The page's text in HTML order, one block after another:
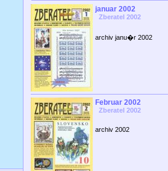
januar 2002
Zberatel 2002
archiv janu�r 2002
Februar 2002
Zberatel 2002
archiv 2002